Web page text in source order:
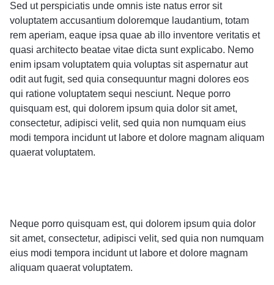
Sed ut perspiciatis unde omnis iste natus error sit
voluptatem accusantium doloremque laudantium, totam
rem aperiam, eaque ipsa quae ab illo inventore veritatis et
quasi architecto beatae vitae dicta sunt explicabo. Nemo
enim ipsam voluptatem quia voluptas sit aspernatur aut
odit aut fugit, sed quia consequuntur magni dolores eos
qui ratione voluptatem sequi nesciunt. Neque porro
quisquam est, qui dolorem ipsum quia dolor sit amet,
consectetur, adipisci velit, sed quia non numquam eius
modi tempora incidunt ut labore et dolore magnam aliquam
quaerat voluptatem.
Neque porro quisquam est, qui dolorem ipsum quia dolor
sit amet, consectetur, adipisci velit, sed quia non numquam
eius modi tempora incidunt ut labore et dolore magnam
aliquam quaerat voluptatem.